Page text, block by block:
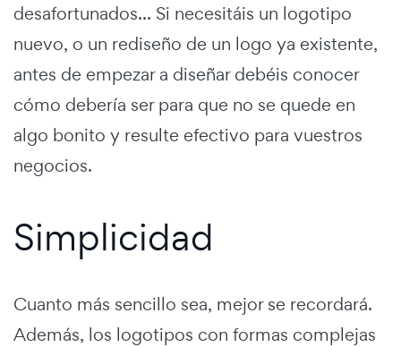
desafortunados... Si necesitáis un logotipo
nuevo, o un rediseño de un logo ya existente,
antes de empezar a diseñar debéis conocer
cómo debería ser para que no se quede en
algo bonito y resulte efectivo para vuestros
negocios.
Simplicidad
Cuanto más sencillo sea, mejor se recordará.
Además, los logotipos con formas complejas